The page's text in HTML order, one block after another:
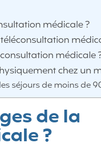
médicale ?
médicale
chez un
séjours de moins de
de la
?